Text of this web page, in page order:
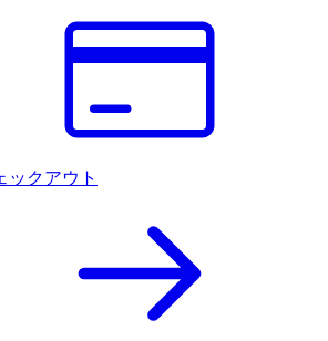
ックアウト